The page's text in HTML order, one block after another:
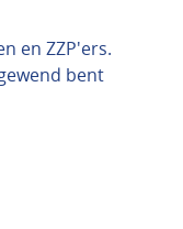
en ZZP'ers.
bent